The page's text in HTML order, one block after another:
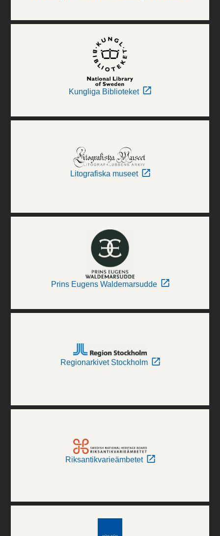
Kungliga Biblioteket
Litografiska museet
Prins Eugens Waldemarsudde
Regionarkivet Stockholm
Riksantikvarieämbetet